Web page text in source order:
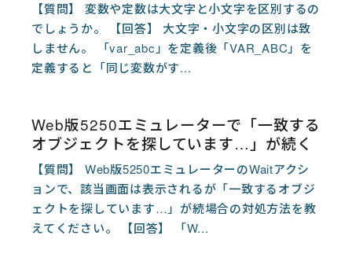
【質問】 変数や定数は大文字と小文字を区別するの
でしょうか。 【回答】 大文字・小文字の区別は致
しません。 「var_abc」を定義後「VAR_ABC」を
定義すると「同じ変数がす...
Web版5250エミュレーターで「一致する
オブジェクトを探しています…」が続く
【質問】 Web版5250エミュレーターのWaitアクシ
ョンで、該当画面は表示されるが「一致するオブジ
ェクトを探しています…」が続場合の対処方法を教
えてください。 【回答】 「W...